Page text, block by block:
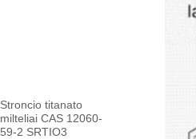
Stroncio titanato
milteliai CAS 12060-
59-2 SRTIO3